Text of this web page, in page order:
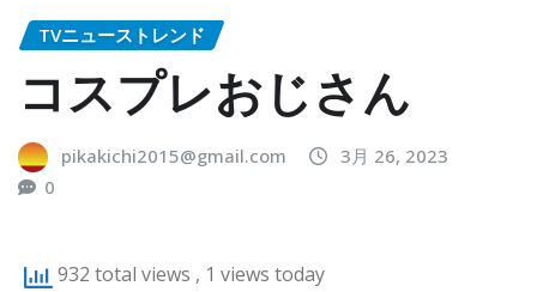
TVニューストレンド
コスプレおじさん
pikakichi2015@gmail.com
3月 26, 2023
0
932 total views , 1 views today